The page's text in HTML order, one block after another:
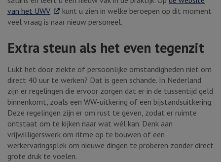
van het UWV. Externe link
kunt u zien in welke beroepen op dit moment
veel vraag is naar nieuw personeel.
Extra steun als het even tegenzit
Lukt het door ziekte of persoonlijke omstandigheden niet om
direct 40 uur te werken? Dat is geen schande. In Nederland
zijn er regelingen die ervoor zorgen dat er in de tussentijd geld
binnenkomt, zoals een WW-uitkering of een bijstandsuitkering.
Deze regelingen zijn er om rust te geven, zodat er ruimte
ontstaat om te kijken naar wat wél kan. Denk aan
vrijwilligerswerk om ritme op te bouwen of een
werkervaringsplek om nieuwe dingen te proberen zonder direct
grote druk te voelen.